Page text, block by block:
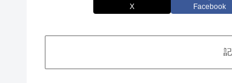
X Facebook